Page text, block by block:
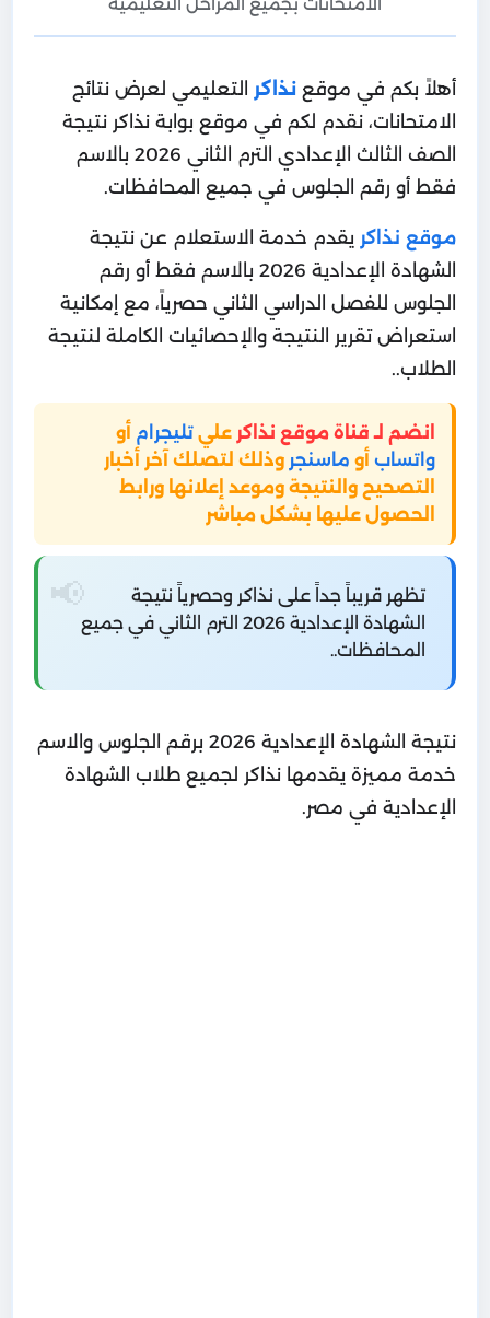
أهلاً بكم في موقعنذاكر التعليمي لعرض نتائج
الامتحانات، نقدم لكم في موقع بوابة نذاكر نتيجة
الصف الثالث الإعدادي الترم الثاني 2026 بالاسم
فقط أو رقم الجلوس في جميع المحافظات.
موقع نذاكر يقدم خدمة الاستعلام عن نتيجة
الشهادة الإعدادية 2026 بالاسم فقط أو رقم
الجلوس للفصل الدراسي الثاني حصرياً، مع إمكانية
استعراض تقرير النتيجة والإحصائيات الكاملة لنتيجة
الطلاب..
انضم لـ قناة موقع نذاكر عليتليجرام أو
واتساب أو ماسنجر وذلك لتصلك آخر أخبار
التصحيح والنتيجة وموعد إعلانها ورابط
الحصول عليها بشكل مباشر
تظهر قريباً جداً على نذاكر وحصرياً نتيجة
الشهادة الإعدادية 2026 الترم الثاني في جميع
المحافظات..
نتيجة الشهادة الإعدادية 2026 برقم الجلوس والاسم
خدمة مميزة يقدمها نذاكر لجميع طلاب الشهادة
الإعدادية في مصر.